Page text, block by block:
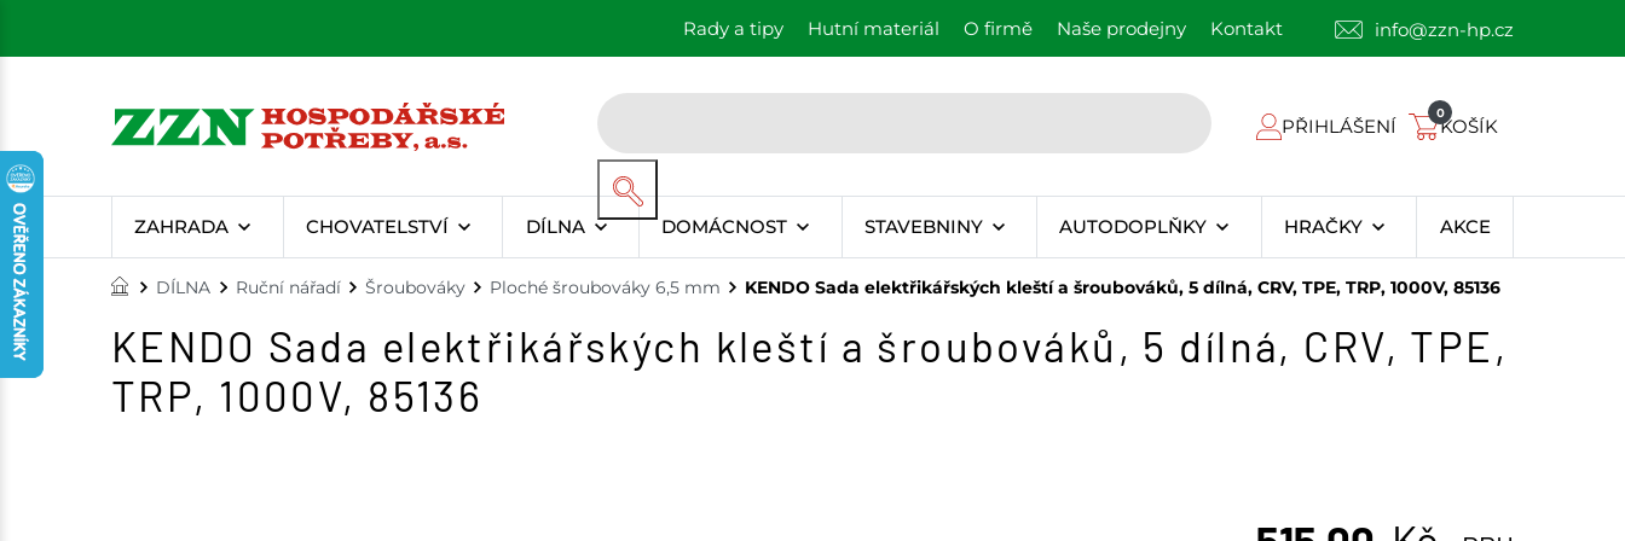
Rady a tipy Hutní materiál O firmě Naše prodejny Kontakt info@zzn-hp.cz
PŘIHLÁŠENÍ
0
KOŠÍK
ZAHRADA CHOVATELSTVÍ DÍLNA DOMÁCNOST STAVEBNINY AUTODOPLŇKY HRAČKY AKCE
DÍLNA Ruční nářadí Šroubováky Ploché šroubováky 6,5 mm KENDO Sada elektřikářských kleští a šroubováků, 5 dílná, CRV, TPE, TRP, 1000V, 85136
KENDO Sada elektřikářských kleští a šroubováků, 5 dílná, CRV, TPE,
TRP, 1000V, 85136